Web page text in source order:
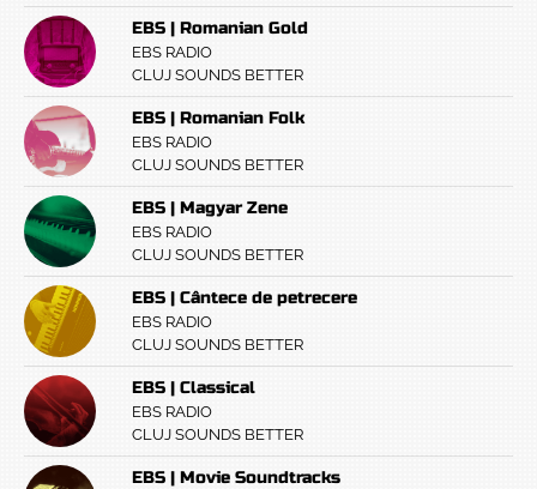
EBS | Romanian Gold
EBS RADIO
CLUJ SOUNDS BETTER
EBS | Romanian Folk
EBS RADIO
CLUJ SOUNDS BETTER
EBS | Magyar Zene
EBS RADIO
CLUJ SOUNDS BETTER
EBS | Cântece de petrecere
EBS RADIO
CLUJ SOUNDS BETTER
EBS | Classical
EBS RADIO
CLUJ SOUNDS BETTER
EBS | Movie Soundtracks